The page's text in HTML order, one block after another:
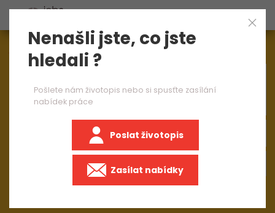
Aktuálně1545nabídek práce
Nenašli jste, co jste
hledali ?
Pošlete nám životopis nebo si spusťte zasílání
nabídek práce
Poslat životopis
Zasílat nabídky